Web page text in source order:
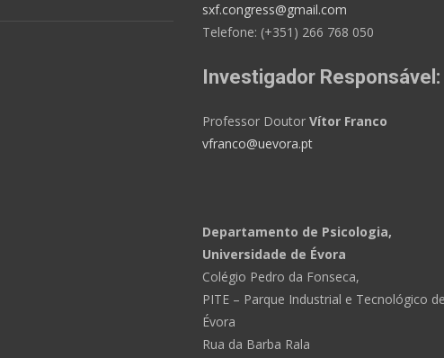
sxf.congress@gmail.com
Telefone: (+351) 266 768 050
Investigador Responsável:
Professor Doutor Vítor Franco
vfranco@uevora.pt
Departamento de Psicologia,
Universidade de Évora
Colégio Pedro da Fonseca,
PITE – Parque Industrial e Tecnológico de
Évora
Rua da Barba Rala